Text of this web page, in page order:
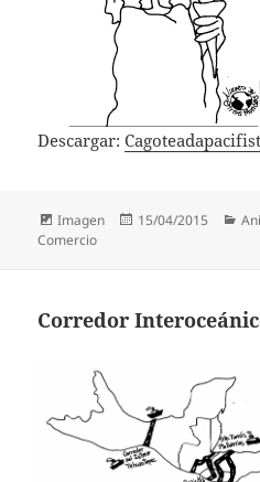
Descargar:
Formato
Imagen
Publicado
15/04/2015
Comercio
Corredor